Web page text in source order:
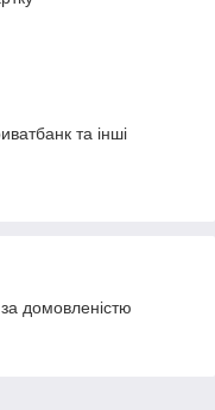
та інші
домовленістю